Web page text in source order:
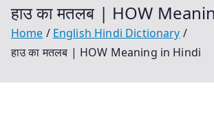
हाउ का मतलब | HOW
Home
English Hindi Dictionary
हाउ का मतलब | HOW Meaning in Hindi